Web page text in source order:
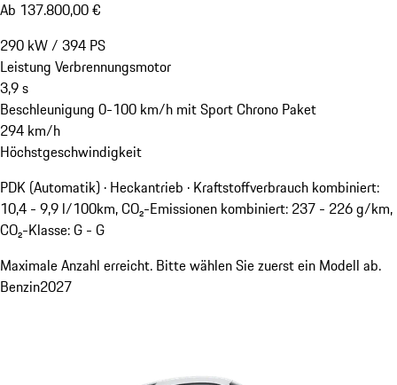
Ab 137.800,00 €
290 kW/ 394 PS
Leistung Verbrennungsmotor
3,9s
Beschleunigung 0-100 km/h mit Sport Chrono Paket
294 km/h
Höchstgeschwindigkeit
PDK (Automatik) · Heckantrieb · Kraftstoffverbrauch kombiniert:
10,4 - 9,9 l/100km, CO₂-Emissionen kombiniert: 237 - 226 g/km,
CO₂-Klasse: G - G
Maximale Anzahl erreicht. Bitte wählen Sie zuerst ein Modell ab.
Benzin2027